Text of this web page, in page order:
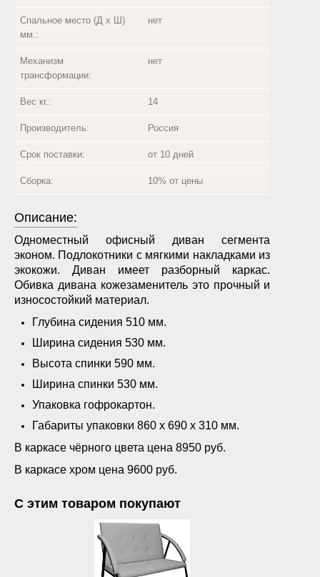
Спальное место (Д х Ш)
мм.:
нет
Механизм
трансформации:
нет
Вес кг.: 14
Производитель: Россия
Срок поставки: от 10 дней
Сборка: 10% от цены
Описание:
Одноместный офисный диван сегмента
эконом. Подлокотники с мягкими накладками из
экокожи. Диван имеет разборный каркас.
Обивка дивана кожезаменитель это прочный и
износостойкий материал.
Глубина сидения 510 мм.
Ширина сидения 530 мм.
Высота спинки 590 мм.
Ширина спинки 530 мм.
Упаковка гофрокартон.
Габариты упаковки 860 х 690 х 310 мм.
В каркасе чёрного цвета цена 8950 руб.
В каркасе хром цена 9600 руб.
С этим товаром покупают